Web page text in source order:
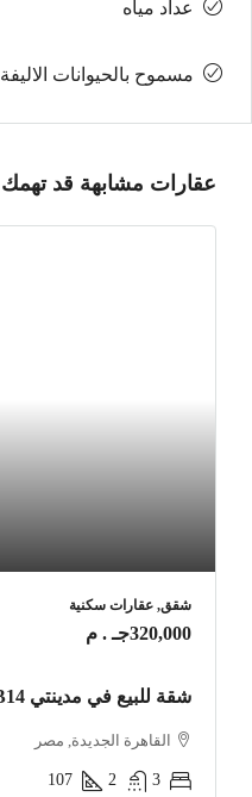
عداد مياه
مسموح بالحيوانات الاليفة
عقارات مشابهة قد تهمك
شقق, عقارات سكنية
320,000جـ . م
شقة للبيع في مدينتي B14 بدون اوفر نهائيًا✨
القاهرة الجديدة, مصر
3
2
107